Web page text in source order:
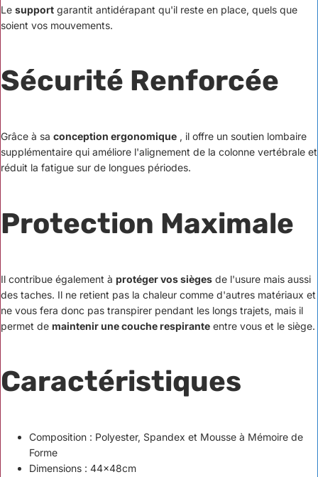
Le support garantit antidérapant qu'il reste en place, quels que
soient vos mouvements.
Sécurité Renforcée
Grâce à sa conception ergonomique , il offre un soutien lombaire
supplémentaire qui améliore l'alignement de la colonne vertébrale et
réduit la fatigue sur de longues périodes.
Protection Maximale
Il contribue également à protéger vos sièges de l'usure mais aussi
des taches. Il ne retient pas la chaleur comme d'autres matériaux et
ne vous fera donc pas transpirer pendant les longs trajets, mais il
permet de maintenir une couche respirante entre vous et le siège.
Caractéristiques
Composition : Polyester, Spandex et Mousse à Mémoire de
Forme
Dimensions : 44x48cm